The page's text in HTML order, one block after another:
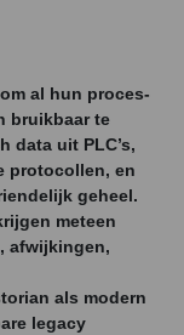
al hun proces-
bruikbaar te
data uit PLC’s,
protocollen, en
geheel.
meteen
afwijkingen,
als modern
legacy